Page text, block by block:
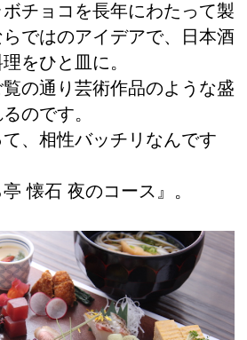
チョコを長年にわたって製
ではのアイデアで、日本酒
をひと皿に。
の通り芸術作品のような盛
のです。
、相性バッチリなんです
懐石 夜のコース』。